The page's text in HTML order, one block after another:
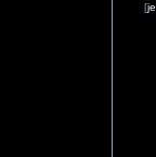
[